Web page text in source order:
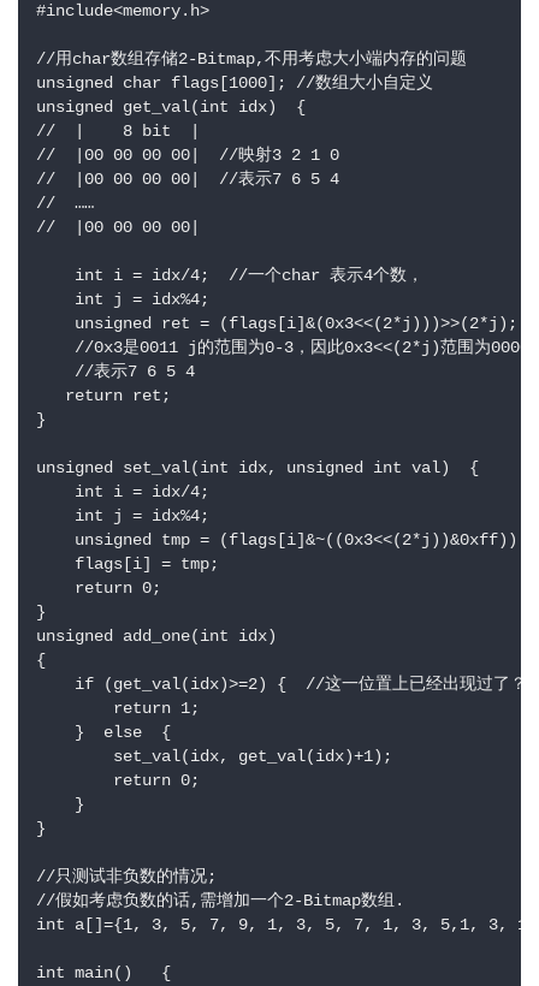
#include<memory.h>
//用char数组存储2-Bitmap,不用考虑大小端内存的问题
unsigned char flags[1000]; //数组大小自定义
unsigned get_val(int idx)  {
//  |    8 bit  |
//  |00 00 00 00|  //映射3 2 1 0
//  |00 00 00 00|  //表示7 6 5 4
//  ……
//  |00 00 00 00|
int i = idx/4;  //一个char 表示4个数，
int j = idx%4;
unsigned ret =
//0x3是0011 j的范围为0-3，因此0x3<<(2*j)范围为
//表示7 6 5 4
return ret;
}
unsigned set_val(int idx, unsigned int val)  {
int i = idx/4;
int j = idx%4;
unsigned tmp =
flags[i] = tmp;
return 0;
}
unsigned add_one(int idx)
{
if (get_val(idx)>=2) {  //这一位置上已经出现过了
return 1;
}  else  {
set_val(idx, get_val(idx)+1);
return 0;
}
}
//只测试非负数的情况;
//假如考虑负数的话,需增加一个2-Bitmap数组.
int a[]={1, 3, 5, 7, 9, 1, 3, 5, 7, 1, 3, 5,1,
int main()   {